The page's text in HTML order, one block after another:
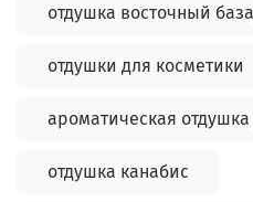
отдушка восточный
отдушки для косметики
ароматическая отдушка
отдушка канабис